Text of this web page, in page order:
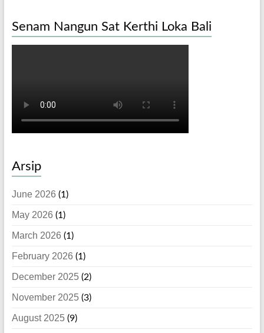
Senam Nangun Sat Kerthi Loka Bali
Arsip
June 2026 (1)
May 2026 (1)
March 2026 (1)
February 2026 (1)
December 2025(2)
November 2025(3)
August 2025(9)